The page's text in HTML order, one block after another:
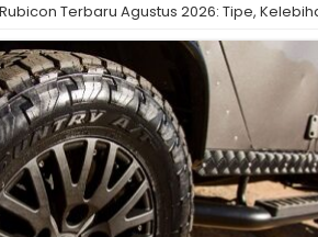
Terbaru Agustus 2026: Tipe,